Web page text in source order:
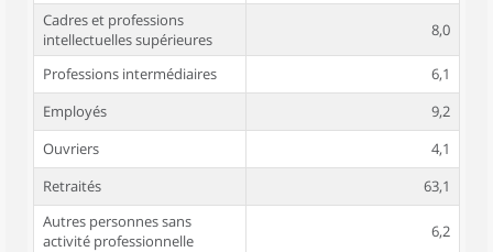
Cadres et professions
intellectuelles supérieures
8,0
Professions intermédiaires
6,1
Employés
9,2
Ouvriers
4,1
Retraités
63,1
Autres personnes sans
activité professionnelle
6,2